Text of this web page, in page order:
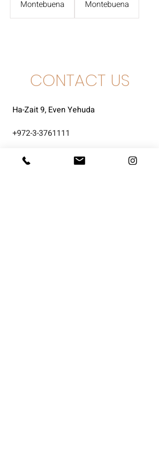
Montebuena
Montebuena
CONTACT US
Ha-Zait 9, Even Yehuda
972-3-3761111
+
info@intershefa.com